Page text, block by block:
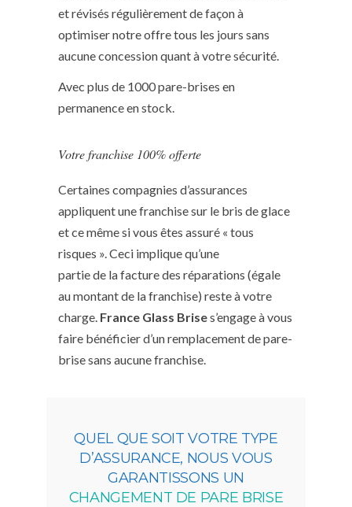
et révisés régulièrement de façon à
optimiser notre offre tous les jours sans
aucune concession quant à votre sécurité.
Avec plus de 1000 pare-brises en
permanence en stock.
Votre franchise 100% offerte
Certaines compagnies d’assurances
appliquent une franchise sur le bris de glace
et ce même si vous êtes assuré « tous
risques ». Ceci implique qu’une
partie de la facture des réparations (égale
au montant de la franchise) reste à votre
charge. France Glass Brises’engage à vous
faire bénéficier d’un remplacement de pare-
brise sans aucune franchise.
QUEL QUE SOIT VOTRE TYPE
D’ASSURANCE, NOUS VOUS
GARANTISSONS UN
CHANGEMENT DE PARE BRISE